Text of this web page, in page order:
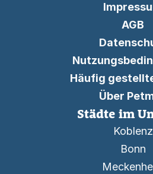
AGB
Häufig
Über
Städte im
Koblenz
Bonn